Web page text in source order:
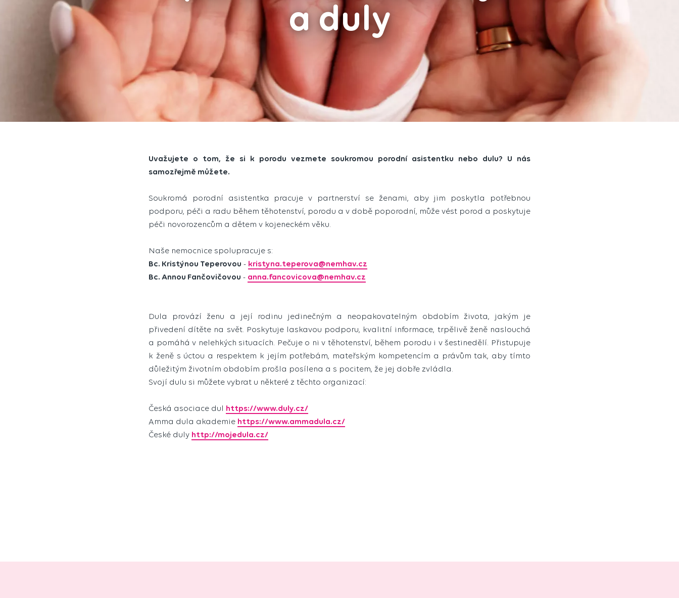
a duly
Uvažujete o tom, že si k porodu vezmete soukromou porodní asistentku nebo dulu? U nás
samozřejmě můžete.
Soukromá porodní asistentka pracuje v partnerství se ženami, aby jim poskytla potřebnou
podporu, péči a radu během těhotenství, porodu a v době poporodní, může vést porod a poskytuje
péči novorozencům a dětem v kojeneckém věku.
Naše nemocnice spolupracuje s:
Bc. Kristýnou Teperovou - kristyna.teperova@nemhav.cz
Bc. Annou Fančovičovou - anna.fancovicova@nemhav.cz
Dula provází ženu a její rodinu jedinečným a neopakovatelným obdobím života, jakým je
přivedení dítěte na svět. Poskytuje laskavou podporu, kvalitní informace, trpělivě ženě naslouchá
a pomáhá v nelehkých situacích. Pečuje o ni v těhotenství, během porodu i v šestinedělí. Přistupuje
k ženě s úctou a respektem k jejím potřebám, mateřským kompetencím a právům tak, aby tímto
důležitým životním obdobím prošla posílena a s pocitem, že jej dobře zvládla.
Svojí dulu si můžete vybrat u některé z těchto organizací:
Česká asociace dul https://www.duly.cz/
Amma dula akademie https://www.ammadula.cz/
České duly http://mojedula.cz/